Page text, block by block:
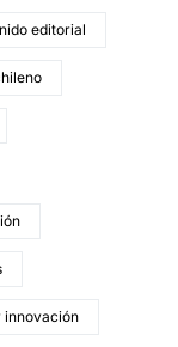
editorial
innovación